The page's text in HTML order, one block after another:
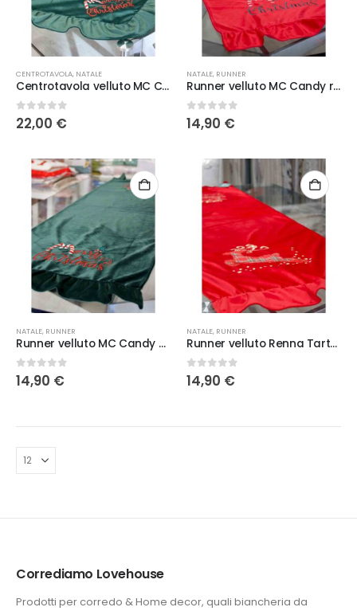
CENTROTAVOLA, NATALE
Centrotavola velluto MC Candy Verde
0Su 5
22,00 €
NATALE, RUNNER
Runner velluto MC Candy rosso
0 Su 5
14,90 €
NATALE, RUNNER
Runner velluto MC Candy Verde
0 Su 5
14,90 €
NATALE, RUNNER
Runner velluto Renna Tartan Rosso
0 Su 5
14,90 €
Corrediamo Lovehouse
Prodotti per corredo & Home decor, quali biancheria da